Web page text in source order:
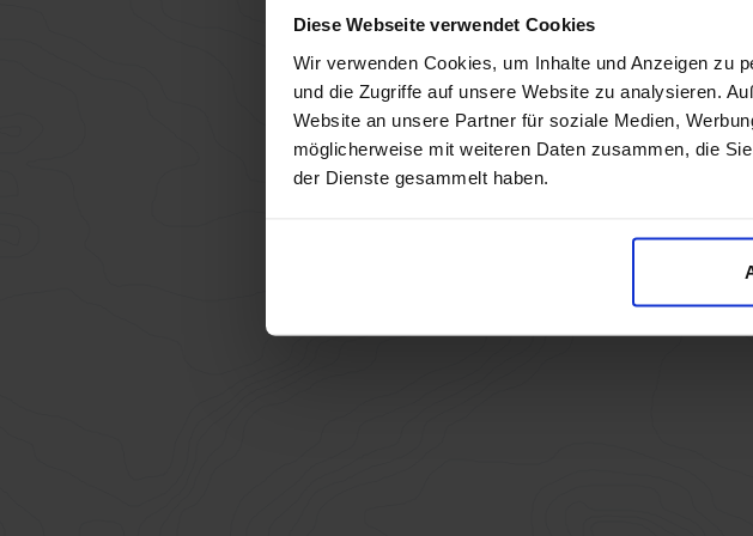
Diese Webseite verwendet Cookies
Wir verwenden Cookies, um Inhalte und Anzeigen zu
und die Zugriffe auf unsere Website zu analysieren.
Website an unsere Partner für soziale Medien,
möglicherweise mit weiteren Daten zusammen, die
der Dienste gesammelt haben.